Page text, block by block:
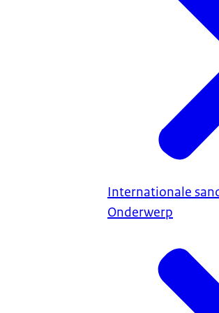
Internationale
Onderwerp